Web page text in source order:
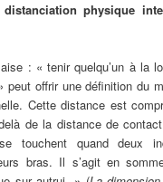
physique
: « tenir quelqu’un à la
peut offrir une définition du
Cette distance est
de la distance de
touchent quand deux
bras. Il s’agit en